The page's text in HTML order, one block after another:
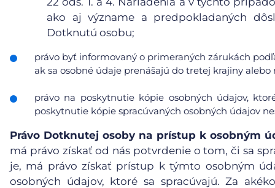
ako aj význame a predpokladaných
Dotknutú osobu;
právo byť informovaný o primeraných zárukách
ak sa osobné údaje prenášajú do tretej krajiny
právo na poskytnutie kópie osobných údajov,
poskytnutie kópie spracúvaných osobných údajov
Právo Dotknutej osoby na prístup k osobným
má právo získať od nás potvrdenie o tom, či sa
je, má právo získať prístup k týmto osobným
osobných údajov, ktoré sa spracúvajú. Za